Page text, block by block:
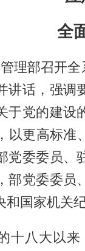
全
理部召开
讲话，强调
于党的建设
以更高标准
党委委员、
部党委委员
和国家机关
十八大以